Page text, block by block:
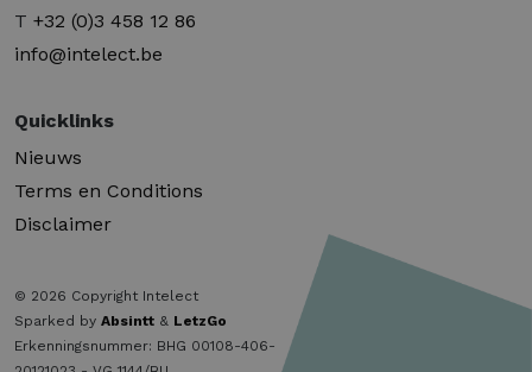
T +32 (0)3 458 12 86
info@intelect.be
Quicklinks
Nieuws
Terms en Conditions
Disclaimer
© 2026 Copyright Intelect
Sparked by Absintt & LetzGo
Erkenningsnummer: BHG 00108-406-